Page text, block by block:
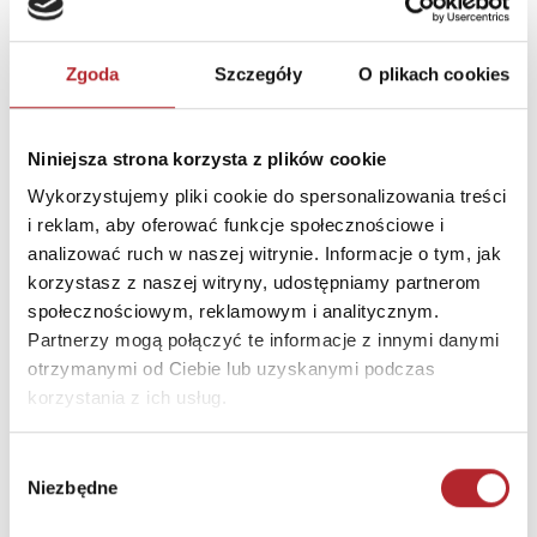
Zgoda Szczegóły O plikach cookies
Niniejsza strona korzysta z plików cookie
Wykorzystujemy pliki cookie do spersonalizowania treści
i reklam, aby oferować funkcje społecznościowe i
analizować ruch w naszej witrynie. Informacje o tym, jak
korzystasz z naszej witryny, udostępniamy partnerom
społecznościowym, reklamowym i analitycznym.
Partnerzy mogą połączyć te informacje z innymi danymi
otrzymanymi od Ciebie lub uzyskanymi podczas
korzystania z ich usług.
zgody
Niezbędne
Puzzle 24 Moto Traktor CzuCzu
Bright Junior Media
Sug. cena det. 69,90 zł(brutto)
Zaloguj się, aby kupić
zobacz więcej